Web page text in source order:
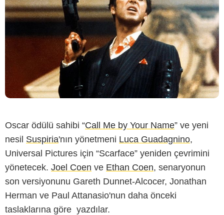
Oscar ödülü sahibi “Call Me by Your Name” ve yeni
nesil Suspiria'nın yönetmeni Luca Guadagnino,
Universal Pictures için “Scarface” yeniden çevrimini
yönetecek. Joel Coen ve Ethan Coen, senaryonun
son versiyonunu Gareth Dunnet-Alcocer, Jonathan
Herman ve Paul Attanasio'nun daha önceki
taslaklarına göre yazdılar.